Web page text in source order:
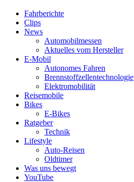
Fahrberichte
Clips
News
Automobilmessen
Aktuelles vom Hersteller
E-Mobil
Autonomes Fahren
Brennstoffzellentechnologie
Elektromobilität
Reisemobile
Bikes
E-Bikes
Ratgeber
Technik
Lifestyle
Auto-Reisen
Oldtimer
Was uns bewegt
YouTube